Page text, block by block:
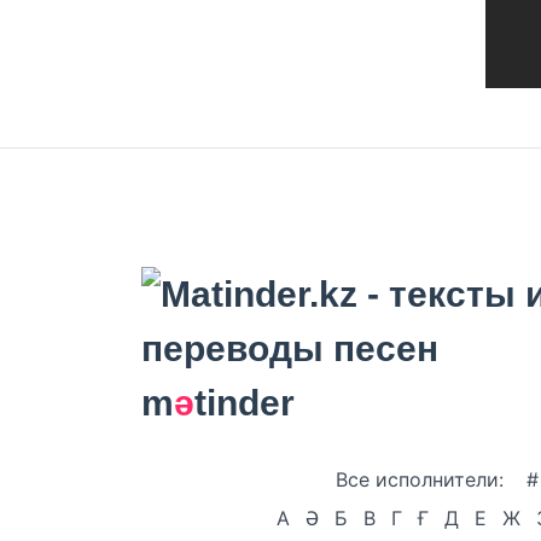
mәtinder
Все исполнители:
#
А
Ә Б В Г Ғ Д Е Ж